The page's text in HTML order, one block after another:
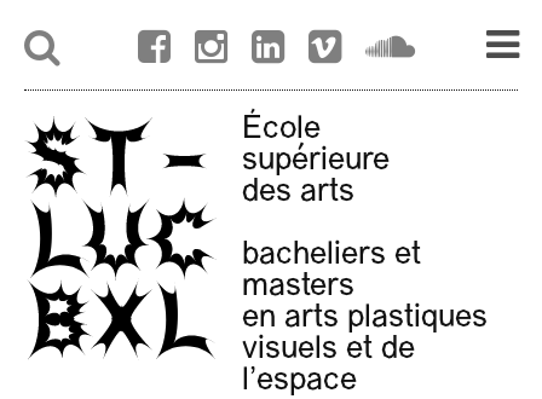
École
supérieure
des arts
bacheliers et
masters
en arts plastiques
visuels et de
l'espace